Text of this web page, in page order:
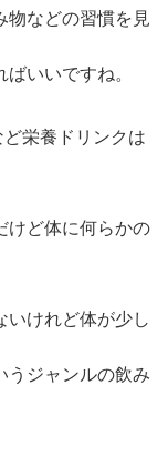
物などの習慣を見
いいですね。
栄養ドリンクは
けど体に何らかの
いけれど体が少し
うジャンルの飲み